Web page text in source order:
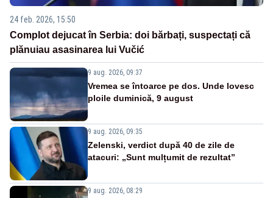
24 feb. 2026, 15:50
Complot dejucat în Serbia: doi bărbați, suspectați că
plănuiau asasinarea lui Vučić
9 aug. 2026, 09:37
Vremea se întoarce pe dos. Unde lovesc
ploile duminică, 9 august
9 aug. 2026, 09:35
Zelenski, verdict după 40 de zile de
atacuri: „Sunt mulțumit de rezultat”
9 aug. 2026, 08:29